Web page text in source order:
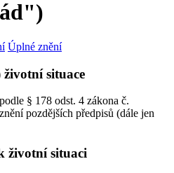
Úplné znění
situace
§ 178 odst. 4 zákona č.
pozdějších předpisů (dále jen
životní situaci